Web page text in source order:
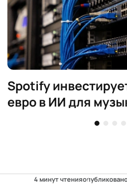
Spotify
евро в ИИ для
4 минут чтения